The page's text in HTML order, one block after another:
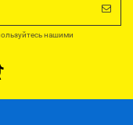
нашими